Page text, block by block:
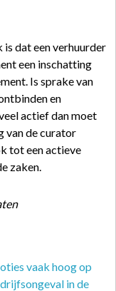
dat een verhuurder
een inschatting
Is sprake van
en
actief dan moet
van de curator
tot een actieve
zaken.
vaak hoog op
in de